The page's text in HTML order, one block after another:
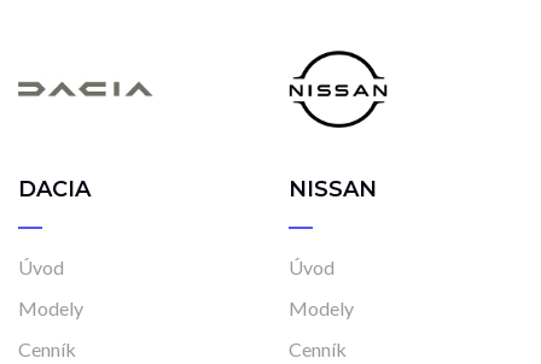
DACIA
Úvod
Modely
Cenník
NISSAN
Úvod
Modely
Cenník